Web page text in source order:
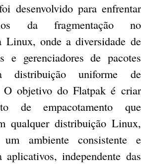
desenvolvido para enfrentar
da fragmentação no
Linux, onde a diversidade de
e gerenciadores de pacotes
distribuição uniforme de
O objetivo do Flatpak é criar
de empacotamento que
qualquer distribuição Linux,
um ambiente consistente e
aplicativos, independente das